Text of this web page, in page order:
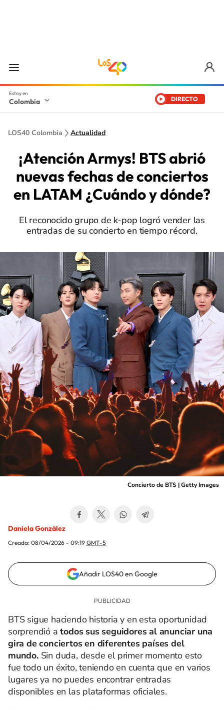
Colombia DIRECTO
LOS40 Colombia Actualidad
¡Atención Armys! BTS abrió
nuevas fechas de conciertos
en LATAM ¿Cuándo y dónde?
El reconocido grupo de k-pop logró vender las
entradas de su concierto en tiempo récord.
Concierto de BTS | Getty Images
Daniela González
Creada: 08/04/2026 - 09:19 GMT-5
Añadir LOS40 en Google
BTS sigue haciendo historia y en esta oportunidad
sorprendió atodos sus seguidores al anunciar una
gira de conciertos en diferentes países del
mundo.Sin duda, desde el primer momento esto
fue todo un éxito, teniendo en cuenta que en varios
lugares ya no puedes encontrar entradas
disponibles en las plataformas oficiales.